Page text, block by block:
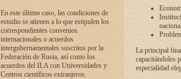
En este último caso, las condiciones de
estudio se atienen a lo que estipulen los
correspondientes convenios
internacionales o acuerdos
intergubernamentales suscritos por la
Federación de Rusia, así como los
acuerdos del ILA con Universidades y
Centros científicos extranjeros.
La principal
capacitándoles
especialidad